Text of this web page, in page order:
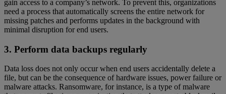
gain access to a company’s network. To prevent this, organizations
need a process that automatically screens the entire network for
missing patches and performs updates in the background with
minimal disruption for end users.
3. Perform data backups regularly
Data loss does not only occur when end users accidentally delete a
file, but can be the consequence of hardware issues, power failure or
malware attacks. Ransomware, for instance, is a type of malware